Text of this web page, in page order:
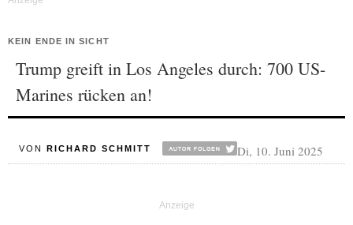
KEIN ENDE IN SICHT
Trump greift in Los Angeles durch: 700 US-
Marines rücken an!
VON RICHARD SCHMITT Di, 10. Juni 2025